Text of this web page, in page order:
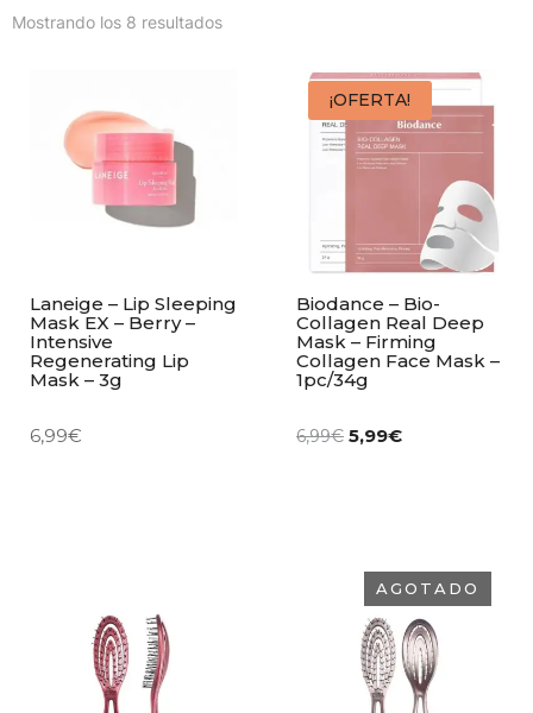
Mostrando los 8 resultados
Laneige – Lip Sleeping
Mask EX – Berry –
Intensive
Regenerating Lip
Mask – 3g
6,99€
¡OFERTA!
Biodance – Bio-
Collagen Real Deep
Mask – Firming
Collagen Face Mask –
1pc/34g
6,99€ 5,99€
AGOTADO